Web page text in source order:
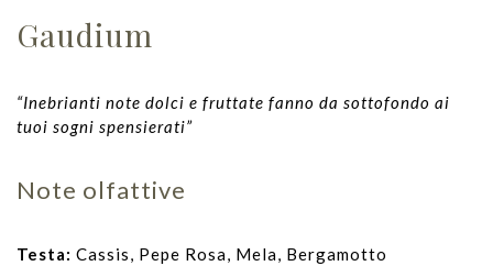
Gaudium
“Inebrianti note dolci e fruttate fanno da sottofondo ai
tuoi sogni spensierati”
Note olfattive
Testa: Cassis, Pepe Rosa, Mela, Bergamotto